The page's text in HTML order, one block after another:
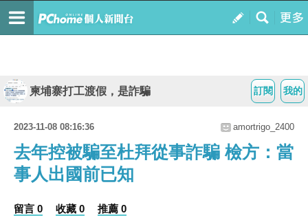
我的
訂閱
柬埔寨打工渡假，是詐騙
2023-11-08 08:16:36 amortrigo_2400
去年控被騙至杜拜從事詐騙 檢方：當
事人出國前已知
留言 0 收藏 0 推薦 0